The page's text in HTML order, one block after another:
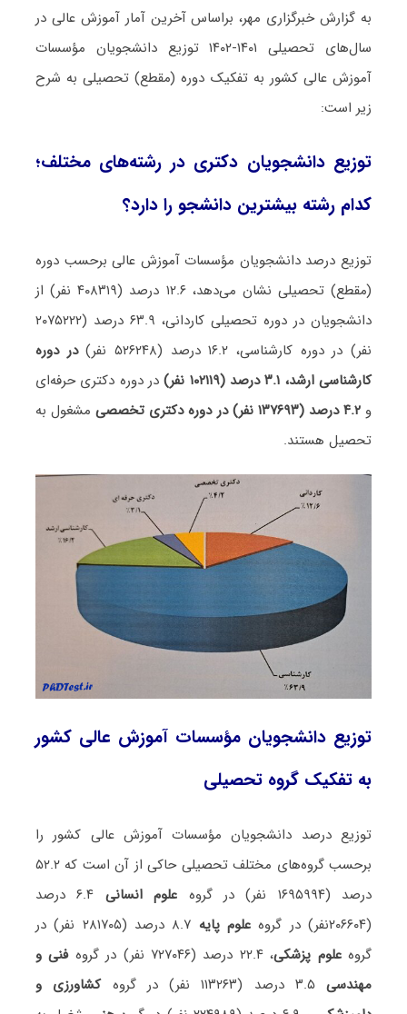
به گزارش خبرگزاری مهر، براساس آخرین آمار آموزش عالی در
سال‌های تحصیلی ۱۴۰۱-۱۴۰۲ توزیع دانشجویان مؤسسات
آموزش عالی کشور به تفکیک دوره (مقطع) تحصیلی به شرح
زیر است:
توزیع دانشجویان دکتری در رشته‌های مختلف؛
کدام رشته بیشترین دانشجو را دارد؟
توزیع درصد دانشجویان مؤسسات آموزش عالی برحسب دوره
(مقطع) تحصیلی نشان می‌دهد، ۱۲.۶ درصد (۴۰۸۳۱۹ نفر) از
دانشجویان در دوره تحصیلی کاردانی، ۶۳.۹ درصد (۲۰۷۵۲۲۲
نفر) در دوره کارشناسی، ۱۶.۲ درصد (۵۲۶۲۴۸ نفر)
در دوره
کارشناسی ارشد، ۳.۱ درصد (۱۰۲۱۱۹ نفر)
در دوره دکتری حرفه‌ای
و۴.۲ درصد (۱۳۷۶۹۳ نفر) در دوره دکتری تخصصی
مشغول به
تحصیل هستند.
توزیع دانشجویان مؤسسات آموزش عالی کشور
به تفکیک گروه تحصیلی
توزیع درصد دانشجویان مؤسسات آموزش عالی کشور را
برحسب گروه‌های مختلف تحصیلی حاکی از آن است که ۵۲.۲
درصد (۱۶۹۵۹۹۴ نفر) در گروه
علوم انسانی
۶.۴ درصد
(۲۰۶۶۰۴نفر) در گروه
علوم پایه
۸.۷ درصد (۲۸۱۷۰۵ نفر) در
گروهعلوم پزشکی، ۲۲.۴ درصد (۷۲۷۰۴۶ نفر) در گروه
فنی و
مهندسی۳.۵ درصد (۱۱۳۲۶۳ نفر) در گروه
کشاورزی و